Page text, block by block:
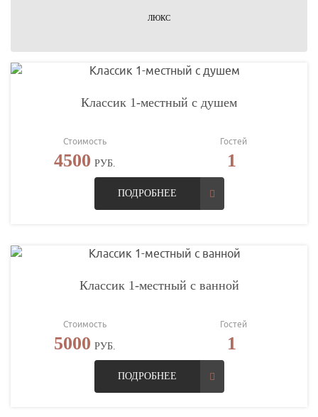
ЛЮКС
Классик 1-местный с душем
Стоимость
4500 РУБ.
Гостей
1
ПОДРОБНЕЕ
Классик 1-местный с ванной
Стоимость
5000 РУБ.
Гостей
1
ПОДРОБНЕЕ